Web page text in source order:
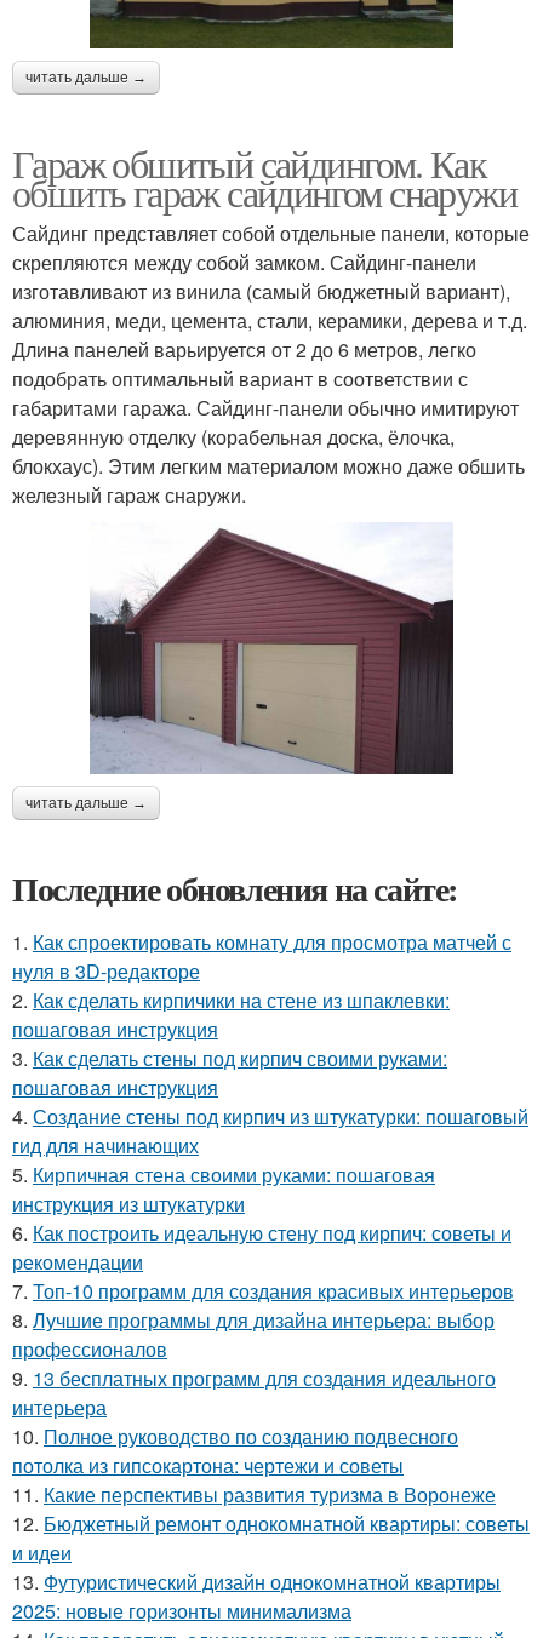
читать дальше →
Гараж обшитый сайдингом. Как
обшить гараж сайдингом снаружи
Сайдинг представляет собой отдельные панели, которые
скрепляются между собой замком. Сайдинг-панели
изготавливают из винила (самый бюджетный вариант),
алюминия, меди, цемента, стали, керамики, дерева и т.д.
Длина панелей варьируется от 2 до 6 метров, легко
подобрать оптимальный вариант в соответствии с
габаритами гаража. Сайдинг-панели обычно имитируют
деревянную отделку (корабельная доска, ёлочка,
блокхаус). Этим легким материалом можно даже обшить
железный гараж снаружи.
читать дальше →
Последние обновления на сайте:
1. Как спроектировать комнату для просмотра матчей с
нуля в 3D-редакторе
2. Как сделать кирпичики на стене из шпаклевки:
пошаговая инструкция
3. Как сделать стены под кирпич своими руками:
пошаговая инструкция
4. Создание стены под кирпич из штукатурки: пошаговый
гид для начинающих
5. Кирпичная стена своими руками: пошаговая
инструкция из штукатурки
6. Как построить идеальную стену под кирпич: советы и
рекомендации
7. Топ-10 программ для создания красивых интерьеров
8. Лучшие программы для дизайна интерьера: выбор
профессионалов
9. 13 бесплатных программ для создания идеального
интерьера
10. Полное руководство по созданию подвесного
потолка из гипсокартона: чертежи и советы
11. Какие перспективы развития туризма в Воронеже
12. Бюджетный ремонт однокомнатной квартиры: советы
и идеи
13. Футуристический дизайн однокомнатной квартиры
2025: новые горизонты минимализма